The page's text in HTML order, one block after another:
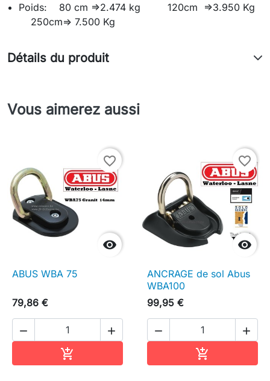
Poids: 80 cm =>2.474 kg 120cm =>3.950 Kg
250cm=> 7.500 Kg
Détails du produit
Vous aimerez aussi

favorite_border
ABUS WBA 75
79,86 €
 


favorite_border
ANCRAGE de sol Abus
WBA100
99,95 €
 
